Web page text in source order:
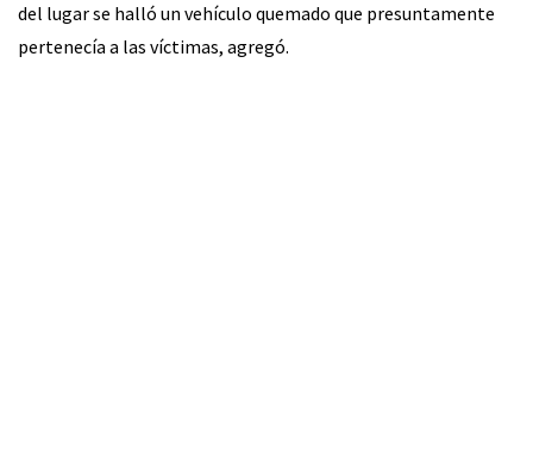
del lugar se halló un vehículo quemado que presuntamente
pertenecía a las víctimas, agregó.